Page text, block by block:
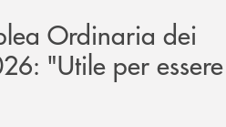
Ordinaria dei
"Utile per essere